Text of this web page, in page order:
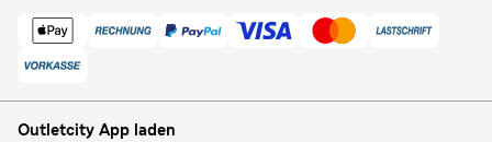
Outletcity App laden